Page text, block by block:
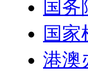
国务
国家
港澳